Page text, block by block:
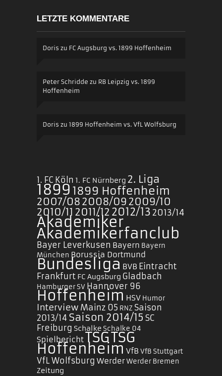
LETZTE KOMMENTARE
Doris zu FC Augsburg vs. 1899 Hoffenheim
Peter Schridde zu RB Leipzig vs. 1899
Hoffenheim
Doris zu 1899 Hoffenheim vs. VfL Wolfsburg
1. FC Köln 1. FC Nürnberg 2. Liga
1899 1899 Hoffenheim
2007/082008/092009/10
2010/11 2011/12 2012/13 2013/14
Akademiker
Akademikerfanclub
Bayer Leverkusen Bayern Bayern
München Borussia Dortmund
Bundesliga BVB Eintracht
Frankfurt FC Augsburg Gladbach
Hamburger SV Hannover 96
Hoffenheim HSV Humor
Interview Mainz 05 RNZ Saison
2013/14 Saison 2014/15 SC
Freiburg Schalke Schalke 04
SpielberichtTSGTSG
Hoffenheim VfB VfB Stuttgart
VfL Wolfsburg WerderWerder Bremen
Zeitung